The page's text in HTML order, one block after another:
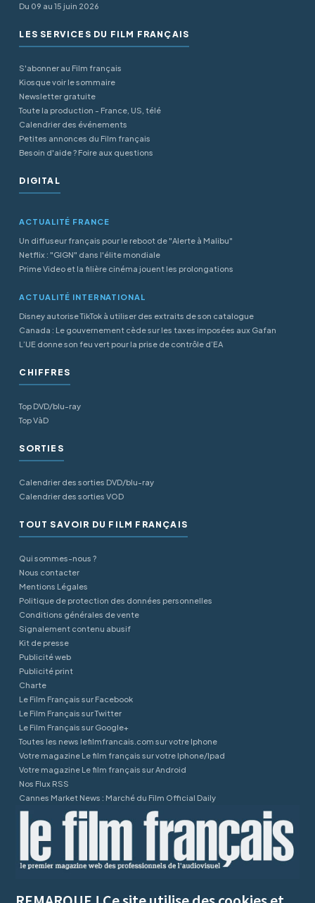
Du 09 au 15 juin 2026
LES SERVICES DU FILM FRANÇAIS
S'abonner au Film français
Kiosque voir le sommaire
Newsletter gratuite
Toute la production - France, US, télé
Calendrier des événements
Petites annonces du Film français
Besoin d'aide ? Foire aux questions
DIGITAL
ACTUALITÉ FRANCE
Un diffuseur français pour le reboot de "Alerte à Malibu"
Netflix : "GIGN" dans l'élite mondiale
Prime Video et la filière cinéma jouent les prolongations
ACTUALITÉ INTERNATIONAL
Disney autorise TikTok à utiliser des extraits de son catalogue
Canada : Le gouvernement cède sur les taxes imposées aux Gafan
L’UE donne son feu vert pour la prise de contrôle d’EA
CHIFFRES
Top DVD/blu-ray
Top VàD
SORTIES
Calendrier des sorties DVD/blu-ray
Calendrier des sorties VOD
TOUT SAVOIR DU FILM FRANÇAIS
Qui sommes-nous ?
Nous contacter
Mentions Légales
Politique de protection des données personnelles
Conditions générales de vente
Signalement contenu abusif
Kit de presse
Publicité web
Publicité print
Charte
Le Film Français sur Facebook
Le Film Français sur Twitter
Le Film Français sur Google+
Toutes les news lefilmfrancais.com sur votre Iphone
Votre magazine Le film français sur votre Iphone/Ipad
Votre magazine Le film français sur Android
Nos Flux RSS
Cannes Market News : Marché du Film Official Daily